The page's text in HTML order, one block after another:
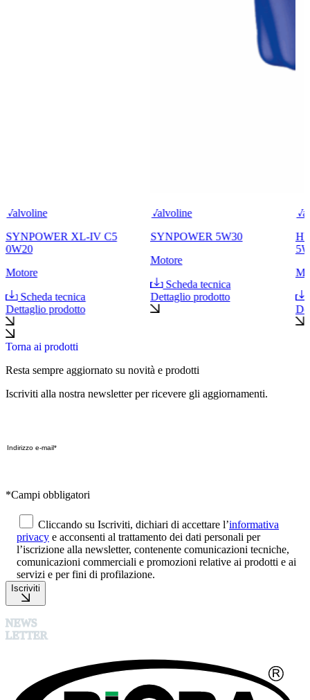
Valvoline
SYNPOWER XL-IV C5
0W20
Motore
Scheda tecnica
Dettaglio prodotto
Valvoline
SYNPOWER 5W30
Motore
Scheda tecnica
Dettaglio prodotto
Torna ai prodotti
Resta sempre aggiornato su novità e prodotti
Iscriviti alla nostra newsletter per ricevere gli aggiornamenti.
*Campi obbligatori
Cliccando su Iscriviti, dichiari di accettare l’informativa
privacy e acconsenti al trattamento dei dati personali per
l’iscrizione alla newsletter, contenente comunicazioni tecniche,
comunicazioni commerciali e promozioni relative ai prodotti e ai
servizi e per fini di profilazione.
Iscriviti
NEWS
LETTER